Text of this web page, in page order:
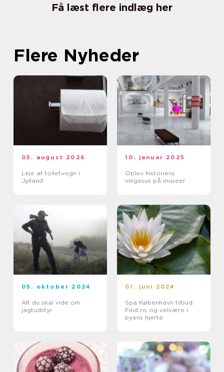
Få læst flere indlæg her
Flere Nyheder
05. august 2026
Leje af toiletvogn i
Jylland
10. januar 2025
Oplev historiens
vingesus på museer
05. oktober 2024
Alt du skal vide om
jagtudstyr
01. juni 2024
Spa København tilbud:
Find ro og velvære i
byens hjerte